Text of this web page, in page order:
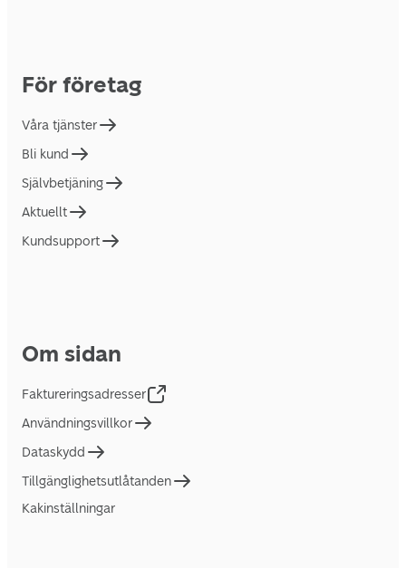
För företag
Våra tjänster
Bli kund
Självbetjäning
Aktuellt
Kundsupport
Om sidan
Faktureringsadresser
Användningsvillkor
Dataskydd
Tillgänglighetsutlåtanden
Kakinställningar